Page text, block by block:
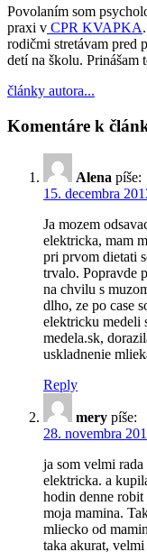
Povolaním som
praxi v CPR KVAPKA
rodičmi stretávam pred
detí na školu. Prinášam
články autora...
Komentáre k
Alena píše:
15. decembra
Ja mozem
elektricka, mam
pri prvom dietati
trvalo. Popravde
na chvilu s
dlho, ze po case
elektricku medeli
medela.sk,
uskladnenie
Reply
mery píše:
28. novembra
ja som velmi
elektricka. a
hodin denne robit
moja mamina.
mliecko od
taka akurat,